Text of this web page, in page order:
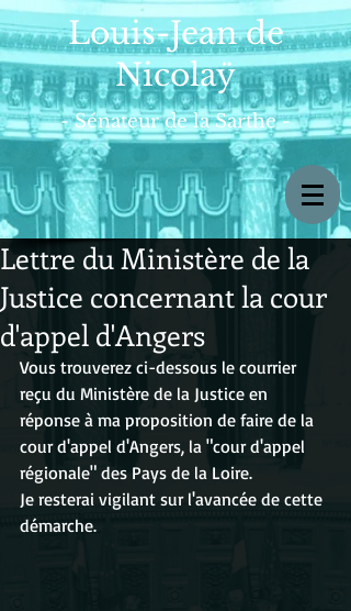
Louis-Jean de
Nicolaÿ
- Sénateur de la Sarthe -
Lettre du Ministère de la
Justice concernant la cour
d'appel d'Angers
Vous trouverez ci-dessous le courrier
reçu du Ministère de la Justice en
réponse à ma proposition de faire de la
cour d'appel d'Angers, la "cour d'appel
régionale" des Pays de la Loire.
Je resterai vigilant sur l'avancée de cette
démarche.